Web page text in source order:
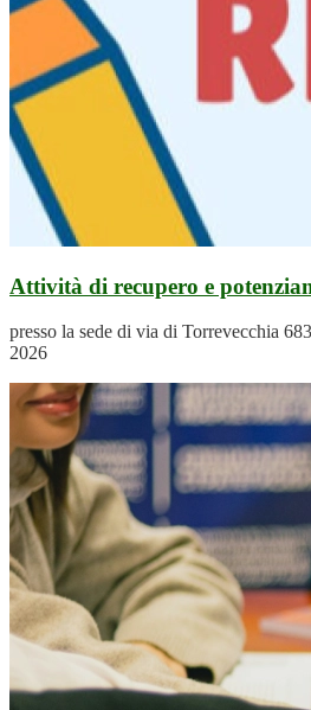
Attività di recupero e
presso la sede di via di Torrevecchia
2026